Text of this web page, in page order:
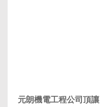
元朗機電工程公司頂讓